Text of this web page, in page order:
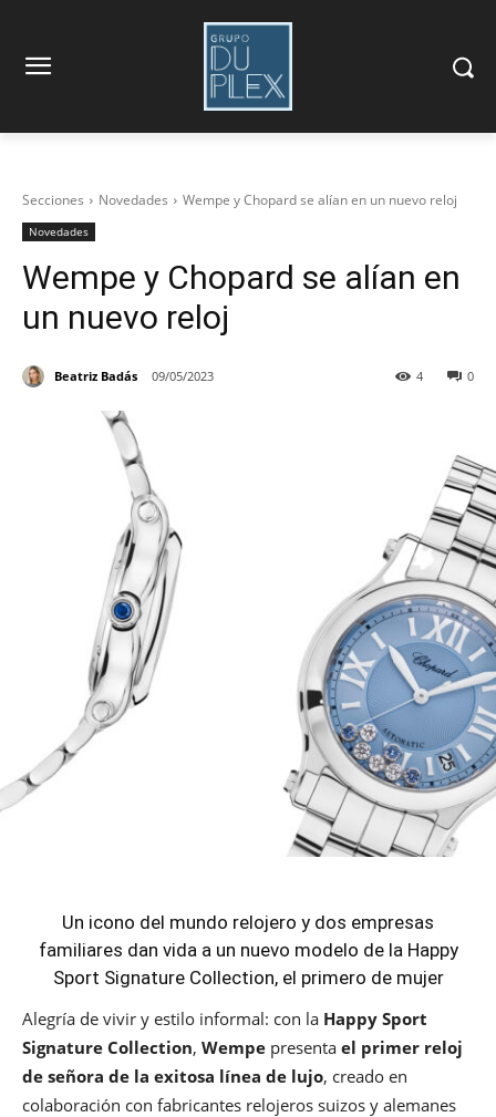
Secciones Novedades Wempe y Chopard se alían en un nuevo reloj
Novedades
Wempe y Chopard se alían en
un nuevo reloj
Beatriz Badás 09/05/2023 0
4
Un icono del mundo relojero y dos empresas
familiares dan vida a un nuevo modelo de la Happy
Sport Signature Collection, el primero de mujer
Alegría de vivir y estilo informal: con la Happy Sport
Signature Collection, Wempe presenta el primer reloj
de señora de la exitosa línea de lujo, creado en
colaboración con fabricantes relojeros suizos y alemanes